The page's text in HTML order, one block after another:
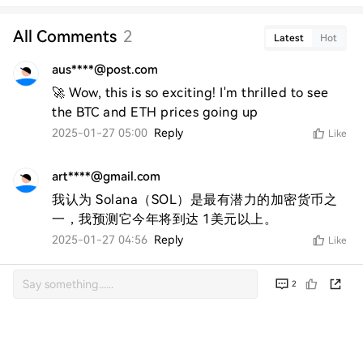
All Comments 2 Latest Hot
aus****@post.com
🚀 Wow, this is so exciting! I'm thrilled to see
the BTC and ETH prices going up
2025-01-27 05:00 Reply Like
art****@gmail.com
我认为 Solana（SOL）是最有潜力的加密货币之
一，我预测它今年将到达 1美元以上。
2025-01-27 04:56 Reply Like
2